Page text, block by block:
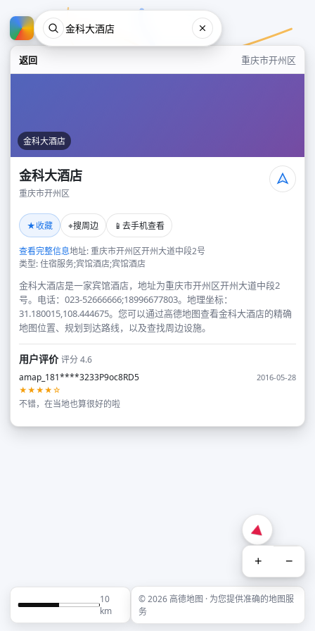
返回 重庆市开州区
金科大酒店
金科大酒店
重庆市开州区
★收藏 ⌖搜周边 📱 去手机查看
查看完整信息地址: 重庆市开州区开州大道中段2号
类型: 住宿服务;宾馆酒店;宾馆酒店
金科大酒店是一家宾馆酒店，地址为重庆市开州区开州大道中段2
号。电话：023-52666666;18996677803。地理坐标：
31.180015,108.444675。您可以通过高德地图查看金科大酒店的精确
地图位置、规划到达路线，以及查找周边设施。
用户评价评分 4.6
amap_181****3233P9oc8RD5
2016-05-28
★★★★☆
不错，在当地也算很好的啦
+ −
10
km
© 2026 高德地图 · 为您提供准确的地图服
务